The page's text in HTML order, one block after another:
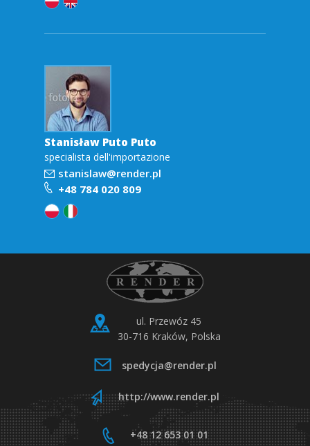
Stanisław Puto Puto
specialista dell'importazione
stanislaw@render.pl
+48 784 020 809
ul. Przewóz 45
30-716 Kraków, Polska
spedycja@render.pl
http://www.render.pl
+48 12 653 01 01